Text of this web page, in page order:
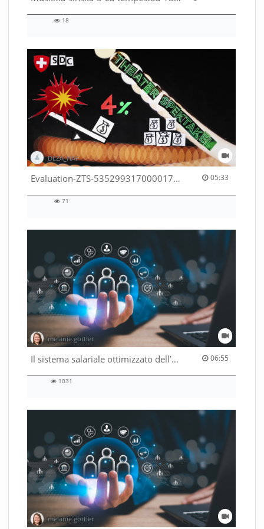
18
DEZA_HAF
Evaluation-ZTS-53529931700001791 05:33
05:33 duration
71
melanie.gottier
Il sistema salariale ottimizzato dell’Amministrazione federale 06:55
06:55 duration
1031
melanie.gottier